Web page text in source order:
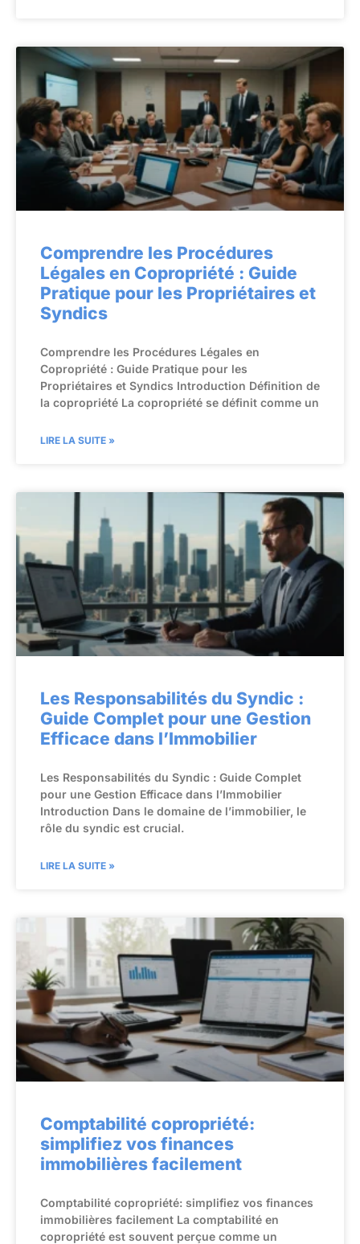
Comprendre les Procédures
Légales en Copropriété : Guide
Pratique pour les Propriétaires et
Syndics
Comprendre les Procédures Légales en
Copropriété : Guide Pratique pour les
Propriétaires et Syndics Introduction Définition de
la copropriété La copropriété se définit comme un
LIRE LA SUITE »
Les Responsabilités du Syndic :
Guide Complet pour une Gestion
Efficace dans l’Immobilier
Les Responsabilités du Syndic : Guide Complet
pour une Gestion Efficace dans l’Immobilier
Introduction Dans le domaine de l’immobilier, le
rôle du syndic est crucial.
LIRE LA SUITE »
Comptabilité copropriété:
simplifiez vos finances
immobilières facilement
Comptabilité copropriété: simplifiez vos finances
immobilières facilement La comptabilité en
copropriété est souvent perçue comme un